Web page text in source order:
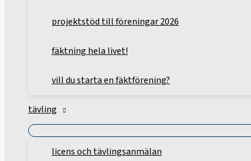
projektstöd till föreningar 2026
fäktning hela livet!
vill du starta en fäktförening?
tävling
licens och tävlingsanmälan